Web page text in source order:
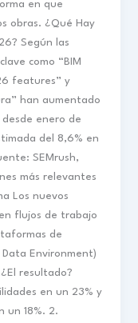
en que
obras. ¿Qué Hay
Según las
como “BIM
features” y
han aumentado
enero de
del 8,6% en
SEMrush,
más relevantes
Los nuevos
flujos de trabajo
de
Environment)
resultado?
en un 23% y
un 18%. 2.